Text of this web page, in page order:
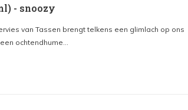
- snoozy
van Tassen brengt telkens een glimlach op ons
ochtendhume...